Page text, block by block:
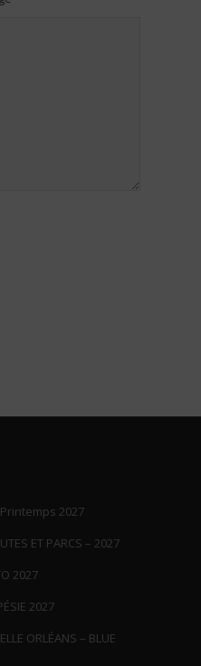
Printemps 2027
ET PARCS – 2027
2027
2027
ORLÉANS – BLUE